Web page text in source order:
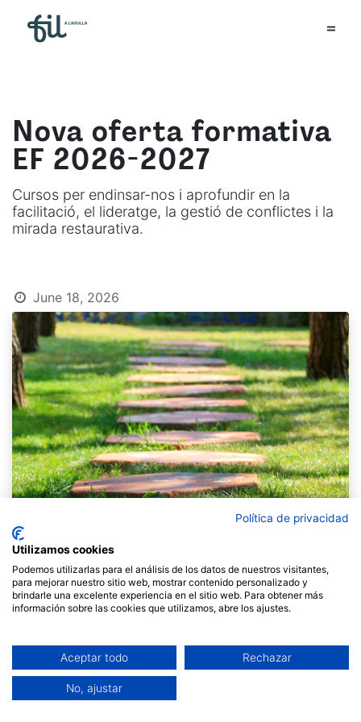
Nova oferta formativa
EF 2026-2027
Cursos per endinsar-nos i aprofundir en la
facilitació, el lideratge, la gestió de conflictes i la
mirada restaurativa.
June 18, 2026
proposta formativaque neix del convenciment que
aprendre a facilitar és, avui més que mai, una
competència clau per habitar la complexitat.
Vivim temps decanvis constants
Política de privacidad
Utilizamos cookies
Podemos utilizarlas para el análisis de los datos de nuestros visitantes,
para mejorar nuestro sitio web, mostrar contenido personalizado y
brindarle una excelente experiencia en el sitio web. Para obtener más
información sobre las cookies que utilizamos, abre los ajustes.
Aceptar todo Rechazar
No, ajustar